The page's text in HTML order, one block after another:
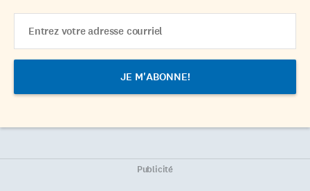
Address
Publicité